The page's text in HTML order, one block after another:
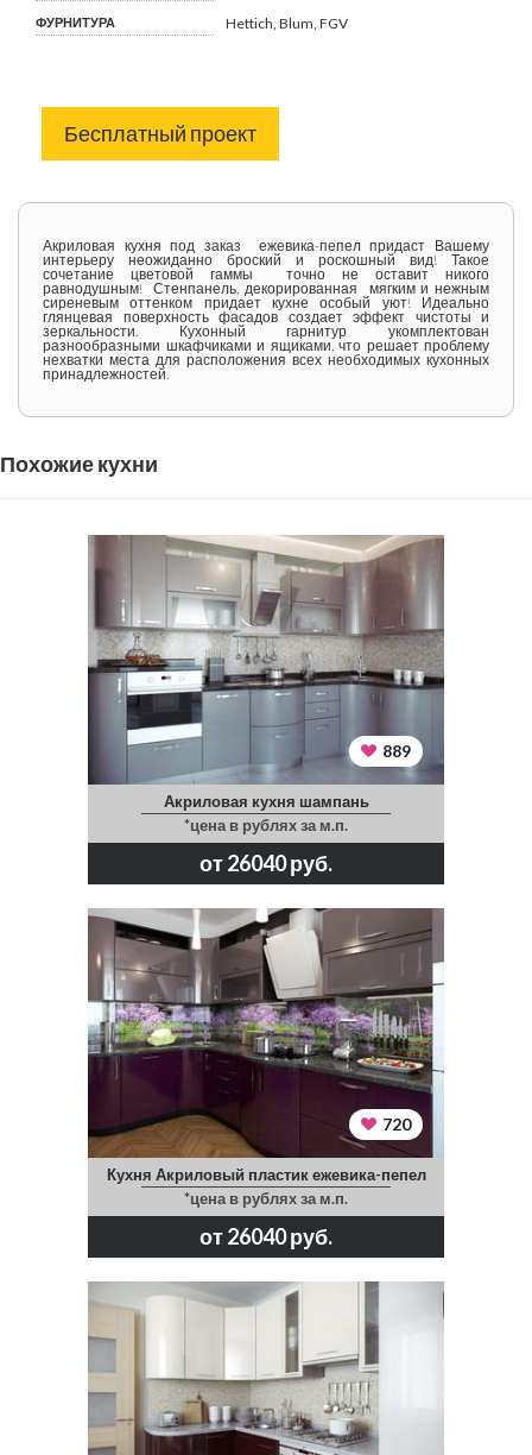
ФУРНИТУРА Hettich, Blum, FGV
Бесплатный проект
Акриловая кухня под заказ ежевика-пепел придаст Вашему
интерьеру неожиданно броский и роскошный вид! Такое
сочетание цветовой гаммы точно не оставит никого
равнодушным! Стенпанель, декорированная мягким и нежным
сиреневым оттенком придает кухне особый уют! Идеально
глянцевая поверхность фасадов создает эффект чистоты и
зеркальности. Кухонный гарнитур укомплектован
разнообразными шкафчиками и ящиками, что решает проблему
нехватки места для расположения всех необходимых кухонных
принадлежностей.
Похожие кухни
889
Акриловая кухня шампань
*цена в рублях за м.п.
от 26040 руб.
720
Кухня Акриловый пластик ежевика-пепел
*цена в рублях за м.п.
от 26040 руб.